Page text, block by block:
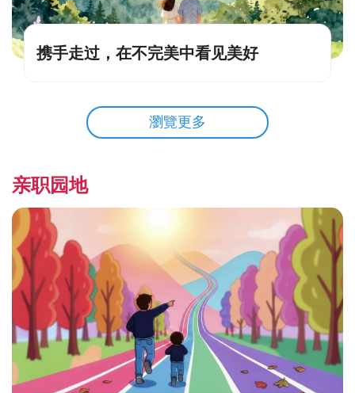
携手走过，在不完美中看见美好
瀏覽更多
亲职园地